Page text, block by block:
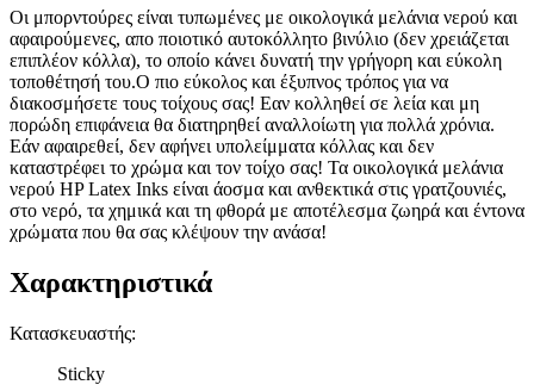
Οι μπορντούρες είναι τυπωμένες με οικολογικά μελάνια νερού και
αφαιρούμενες, απο ποιοτικό αυτοκόλλητο βινύλιο (δεν χρειάζεται
επιπλέον κόλλα), το οποίο κάνει δυνατή την γρήγορη και εύκολη
τοποθέτησή του.Ο πιο εύκολος και έξυπνος τρόπος για να
διακοσμήσετε τους τοίχους σας! Εαν κολληθεί σε λεία και μη
πορώδη επιφάνεια θα διατηρηθεί αναλλοίωτη για πολλά χρόνια.
Εάν αφαιρεθεί, δεν αφήνει υπολείμματα κόλλας και δεν
καταστρέφει το χρώμα και τον τοίχο σας! Τα οικολογικά μελάνια
νερού HP Latex Inks είναι άοσμα και ανθεκτικά στις γρατζουνιές,
στο νερό, τα χημικά και τη φθορά με αποτέλεσμα ζωηρά και έντονα
χρώματα που θα σας κλέψουν την ανάσα!
Χαρακτηριστικά
Κατασκευαστής:
Sticky